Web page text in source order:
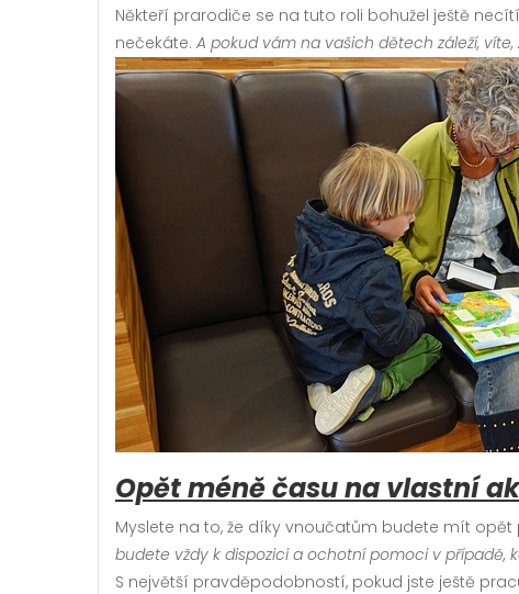
Někteří prarodiče se na tuto roli bohužel ještě
nečekáte. A pokud vám na vašich dětech záleží,
Opět méně času na vlastní
Myslete na to, že díky vnoučatům budete mít opět
budete vždy k dispozici a ochotní pomoci v případě,
S největší pravděpodobností, pokud jste ještě